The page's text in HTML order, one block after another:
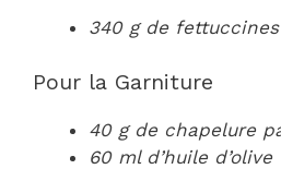
340 g de fettuccines
Pour la Garniture
40 g de chapelure
60 ml d’huile d’olive